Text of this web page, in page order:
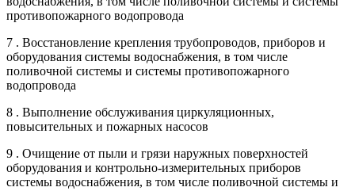
противопожарного водопровода
7 . Восстановление крепления трубопроводов, приборов и
оборудования системы водоснабжения, в том числе
поливочной системы и системы противопожарного
водопровода
8 . Выполнение обслуживания циркуляционных,
повысительных и пожарных насосов
9 . Очищение от пыли и грязи наружных поверхностей
оборудования и контрольно-измерительных приборов
системы водоснабжения, в том числе поливочной системы и